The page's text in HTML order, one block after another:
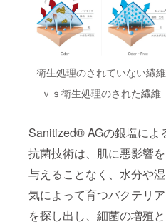
衛生処理のされていない繊維
ｖｓ衛生処理のされた繊維
Sanitized® AGの銀塩によ
抗菌技術は、肌に悪影響を
与えることなく、水分や湿
気によって育つバクテリア
を探し出し、細菌の増殖と